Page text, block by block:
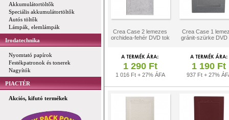
Akkumulátortöltők
Speciális akkumulátortöltők
Autós töltők
Lámpák, elemlámpák
Irodatechnika
Nyomtató papírok
Festékpatronok és tonerek
Nagyítók
PIACTÉR
Akciós, kifutó termékek
Crea Case 2 lemezes
orchidea-fehér DVD tok
Crea Case 1
gránit-szürke DVD
1 290 Ft
1 016 Ft + 27% ÁFA
1 190 Ft
937 Ft + 27%